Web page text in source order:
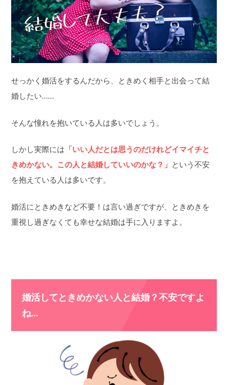
せっかく婚活をするんだから、ときめく相手と出会って結
婚したい……
そんな憧れを抱いている人は多いでしょう。
しかし実際には 「いい人だとは思うのだけれどイマイチと
きめかない。この人と結婚していいのかな？」 という不安
を抱えている人は多いです。
婚活にときめきなど不要！は言い過ぎですが、ときめきを
重視し過ぎなくても幸せな結婚は手に入りますよ。
婚活してときめかない人と結婚？不安ですよ
ね…